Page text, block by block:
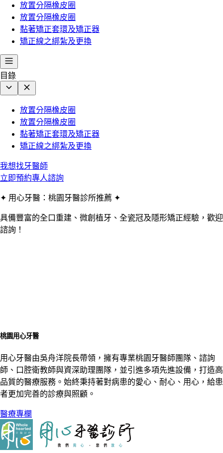
放置分隔橡皮圈
放置分隔橡皮圈
黏著矯正套環及矯正器
矯正線之綁紮及更換
目錄
放置分隔橡皮圈
放置分隔橡皮圈
黏著矯正套環及矯正器
矯正線之綁紮及更換
我想找牙醫師
立即預約專人諮詢
✦ 用心牙醫：桃園牙醫診所推薦 ✦
具備豐富的全口重建、微創植牙、全瓷冠及隱形矯正經驗，歡迎
諮詢！
桃園用心牙醫
用心牙醫由吳舟洋院長帶領，擁有專業桃園牙醫師團隊、諮詢
師、口腔衛教師與資深助理團隊，並引進多項先進設備，打造高
品質的醫療服務。始終秉持著對病患的愛心、耐心、用心，給患
者更加完善的診療與照顧。
醫療專欄